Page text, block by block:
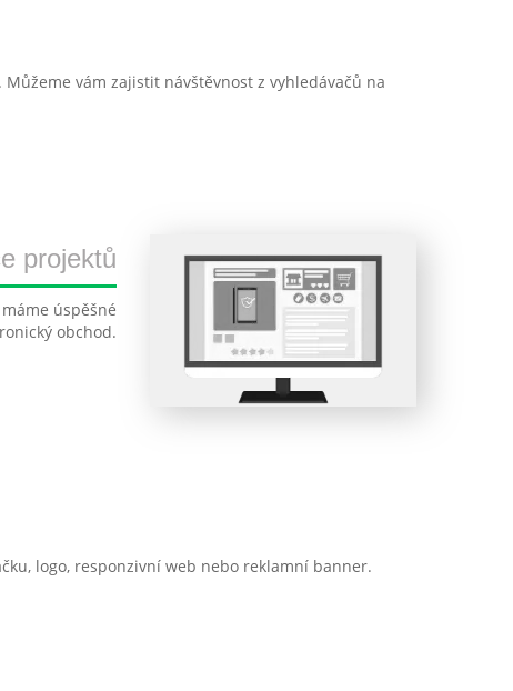
vám zajistit návštěvnost z vyhledávačů na
projektů
úspěšné
obchod.
logo, responzivní web nebo reklamní banner.